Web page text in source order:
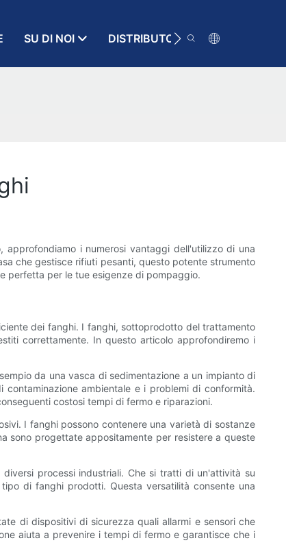
SU DI NOI DISTRIBUTORE RISORSA
i numerosi vantaggi dell'utilizzo di una
che gestisce rifiuti pesanti, questo potente strumento
perfetta per le tue esigenze di pompaggio.
dei fanghi. I fanghi, sottoprodotto del trattamento
correttamente. In questo articolo approfondiremo i
da una vasca di sedimentazione a un impianto di
ambientale e i problemi di conformità.
costosi tempi di fermo e riparazioni.
I fanghi possono contenere una varietà di sostanze
sono progettate appositamente per resistere a queste
processi industriali. Che si tratti di un'attività su
di fanghi prodotti. Questa versatilità consente una
di dispositivi di sicurezza quali allarmi e sensori che
aiuta a prevenire i tempi di fermo e garantisce che i